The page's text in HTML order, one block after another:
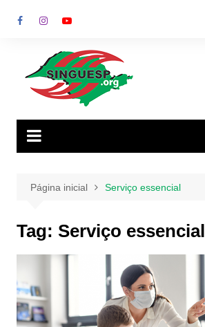
para
Página inicial Serviço essencial
Tag: Serviço essencial